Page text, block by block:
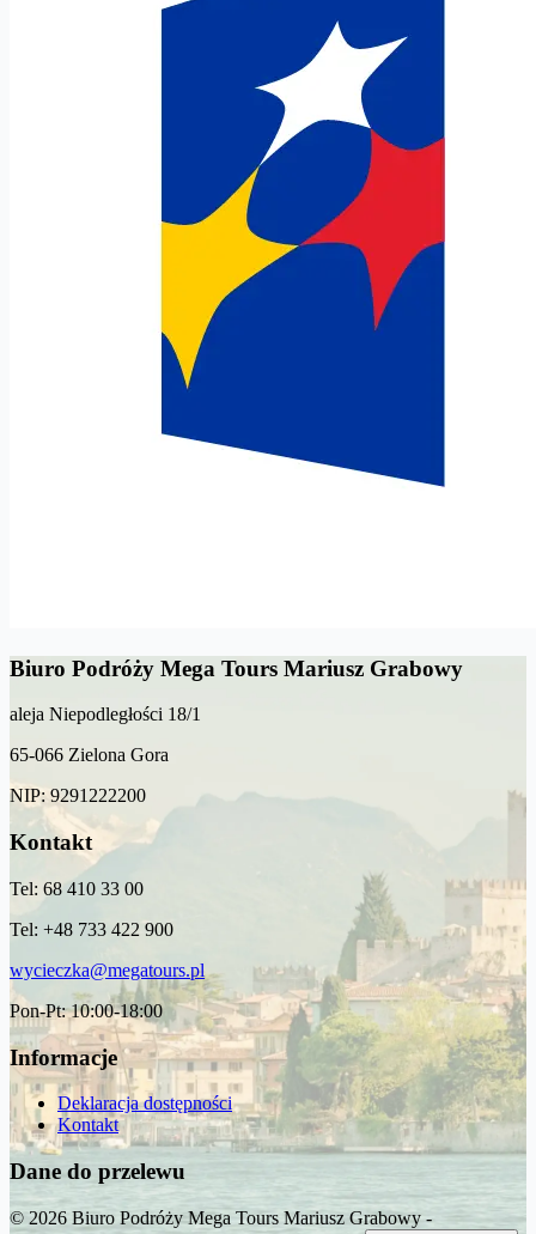
Biuro Podróży Mega Tours Mariusz Grabowy
aleja Niepodległości 18/1
65-066 Zielona Gora
NIP: 9291222200
Kontakt
Tel: 68 410 33 00
Tel: +48 733 422 900
wycieczka@megatours.pl
Pon-Pt: 10:00-18:00
Informacje
Deklaracja dostępności
Kontakt
Dane do przelewu
© 2026 Biuro Podróży Mega Tours Mariusz Grabowy -